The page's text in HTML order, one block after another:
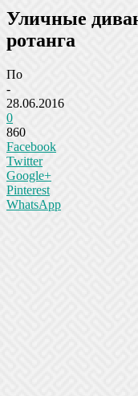
Уличные
ротанга
По
-
28.06.2016
0
860
Facebook
Twitter
Google+
Pinterest
WhatsApp